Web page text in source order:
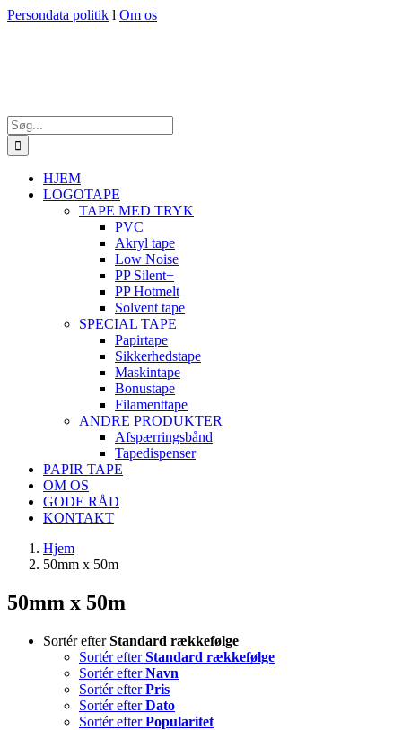
Skip
Persondata politik l Om os
Søg
efter:
HJEM
LOGOTAPE
TAPE MED TRYK
PVC
Akryl tape
Low Noise
PP Silent+
PP Hotmelt
Solvent tape
SPECIAL TAPE
Papirtape
Sikkerhedstape
Maskintape
Bonustape
Filamenttape
ANDRE PRODUKTER
Afspærringsbånd
Tapedispenser
PAPIR TAPE
OM OS
GODE RÅD
KONTAKT
Hjem
50mm x 50m
50mm x 50m
Sortér efterStandard rækkefølge
Sortér efterStandard rækkefølge
Sortér efterNavn
Sortér efterPris
Sortér efterDato
Sortér efterPopularitet